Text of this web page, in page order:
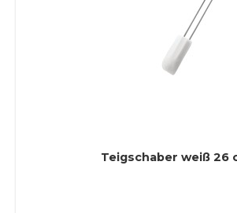
Teigschaber weiß 26